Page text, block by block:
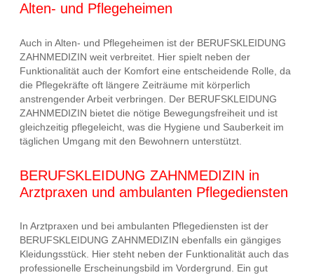
Alten- und Pflegeheimen
Auch in Alten- und Pflegeheimen ist der BERUFSKLEIDUNG
ZAHNMEDIZIN weit verbreitet. Hier spielt neben der
Funktionalität auch der Komfort eine entscheidende Rolle, da
die Pflegekräfte oft längere Zeiträume mit körperlich
anstrengender Arbeit verbringen. Der BERUFSKLEIDUNG
ZAHNMEDIZIN bietet die nötige Bewegungsfreiheit und ist
gleichzeitig pflegeleicht, was die Hygiene und Sauberkeit im
täglichen Umgang mit den Bewohnern unterstützt.
BERUFSKLEIDUNG ZAHNMEDIZIN in
Arztpraxen und ambulanten Pflegediensten
In Arztpraxen und bei ambulanten Pflegediensten ist der
BERUFSKLEIDUNG ZAHNMEDIZIN ebenfalls ein gängiges
Kleidungsstück. Hier steht neben der Funktionalität auch das
professionelle Erscheinungsbild im Vordergrund. Ein gut